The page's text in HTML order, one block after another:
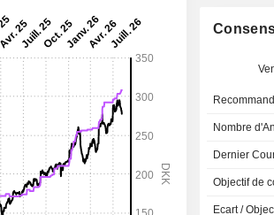
Nombre
Dernier
Objectif de
Ecart /